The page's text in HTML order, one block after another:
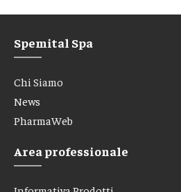
Spemital Spa
Chi Siamo
News
PharmaWeb
Area professionale